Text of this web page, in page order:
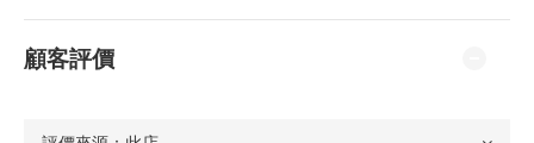
顧客評價